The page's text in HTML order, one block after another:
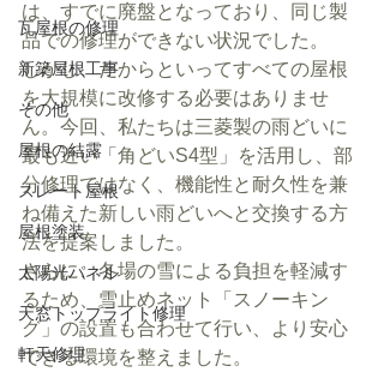
瓦屋根の修理
新築屋根工事
その他
屋根の結露
スレート屋根
屋根塗装
太陽光パネル
天窓トップライト修理
軒天修理
は、すでに廃盤となっており、同じ製
品での修理ができない状況でした。
しかし、だからといってすべての屋根
を大規模に改修する必要はありませ
ん。今回、私たちは三菱製の雨どいに
最も近い「角どいS4型」を活用し、部
分修理ではなく、機能性と耐久性を兼
ね備えた新しい雨どいへと交換する方
法を提案しました。
さらに、冬場の雪による負担を軽減す
るため、雪止めネット「スノーキン
グ」の設置も合わせて行い、より安心
できる環境を整えました。